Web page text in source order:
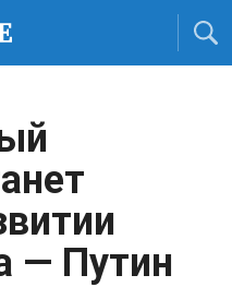
— Путин